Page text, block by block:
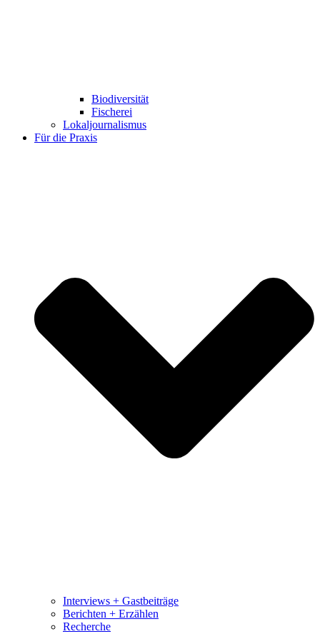
Biodiversität
Fischerei
Lokaljournalismus
Für die Praxis
Interviews + Gastbeiträge
Berichten + Erzählen
Recherche